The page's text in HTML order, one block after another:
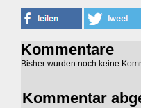
Kommentare
Bisher wurden noch keine
Kommentar